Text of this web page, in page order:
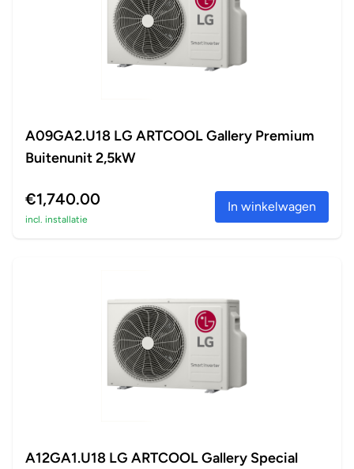
A09GA2.U18 LG ARTCOOL Gallery Premium
Buitenunit 2,5kW
€1,740.00
incl. installatie
In winkelwagen
A12GA1.U18 LG ARTCOOL Gallery Special